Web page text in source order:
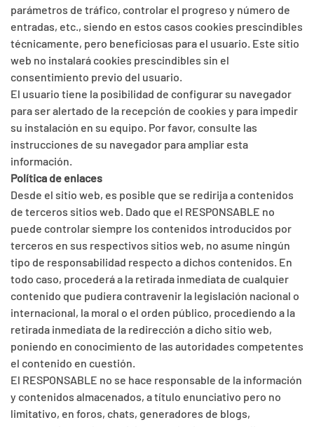
parámetros de tráfico, controlar el progreso y número de
entradas, etc., siendo en estos casos cookies prescindibles
técnicamente, pero beneficiosas para el usuario. Este sitio
web no instalará cookies prescindibles sin el
consentimiento previo del usuario.
El usuario tiene la posibilidad de configurar su navegador
para ser alertado de la recepción de cookies y para impedir
su instalación en su equipo. Por favor, consulte las
instrucciones de su navegador para ampliar esta
información.
Política de enlaces
Desde el sitio web, es posible que se redirija a contenidos
de terceros sitios web. Dado que el RESPONSABLE no
puede controlar siempre los contenidos introducidos por
terceros en sus respectivos sitios web, no asume ningún
tipo de responsabilidad respecto a dichos contenidos. En
todo caso, procederá a la retirada inmediata de cualquier
contenido que pudiera contravenir la legislación nacional o
internacional, la moral o el orden público, procediendo a la
retirada inmediata de la redirección a dicho sitio web,
poniendo en conocimiento de las autoridades competentes
el contenido en cuestión.
El RESPONSABLE no se hace responsable de la información
y contenidos almacenados, a título enunciativo pero no
limitativo, en foros, chats, generadores de blogs,